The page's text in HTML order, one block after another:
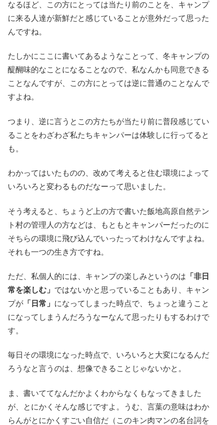
なるほど、この方にとっては当たり前のことを、キャンプ
に来る人達が新鮮だと感じていることが意外だって思った
んですね。
たしかにここに書いてあるようなことって、冬キャンプの
醍醐味的なことになることなので、私なんかも同意できる
ことなんですが、この方にとっては逆に普通のことなんで
すよね。
つまり、逆に言うとこの方たちが当たり前に普段感じてい
ることをわざわざ私たちキャンパーは体験しに行ってると
も。
わかってはいたものの、改めて考えると住む環境によって
いろいろと変わるものだなーって思いました。
そう考えると、ちょうど上の方で書いた飯地高原自然テン
ト村の管理人の方などは、もともとキャンパーだったのに
そちらの環境に飛び込んでいったってわけなんですよね。
それも一つの生き方ですね。
ただ、私個人的には、キャンプの楽しみというのは 「非日
常を楽しむ」 ではないかと思っていることもあり、キャン
プが 「日常」 になってしまった時点で、ちょっと違うこと
になってしまうんだろうなーなんて思ったりもするわけで
す。
毎日その環境になった時点で、いろいろと大変になるんだ
ろうなと言うのは、想像できることじゃないかと。
ま、書いててなんだかよくわからなくもなってきました
が、とにかくそんな感じですよ。うむ、言葉の意味はわか
らんがとにかくすごい自信だ（このキン肉マンの名台詞を